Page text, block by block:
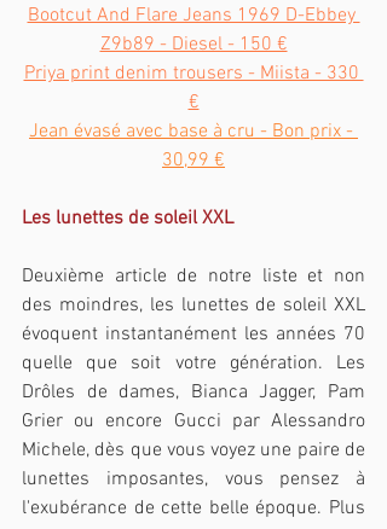
Bootcut And Flare Jeans 1969 D-Ebbey
Z9b89 - Diesel - 150 €
Priya print denim trousers - Miista - 330
€
Jean évasé avec base à cru - Bon prix -
30,99 €
Les lunettes de soleil XXL
Deuxième article de notre liste et non
des moindres, les lunettes de soleil XXL
évoquent instantanément les années 70
quelle que soit votre génération. Les
Drôles de dames, Bianca Jagger, Pam
Grier ou encore Gucci par Alessandro
Michele, dès que vous voyez une paire de
lunettes imposantes, vous pensez à
l'exubérance de cette belle époque. Plus